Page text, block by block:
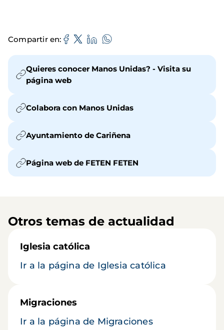
Compartir en
Quieres conocer Manos Unidas? - Visita su
página web
Colabora con Manos Unidas
Ayuntamiento de Cariñena
Página web de FETEN FETEN
Otros temas de actualidad
Iglesia católica
Ir a la página de Iglesia católica
Migraciones
Ir a la página de Migraciones